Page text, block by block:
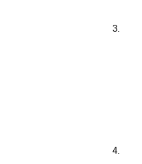
3.
4.